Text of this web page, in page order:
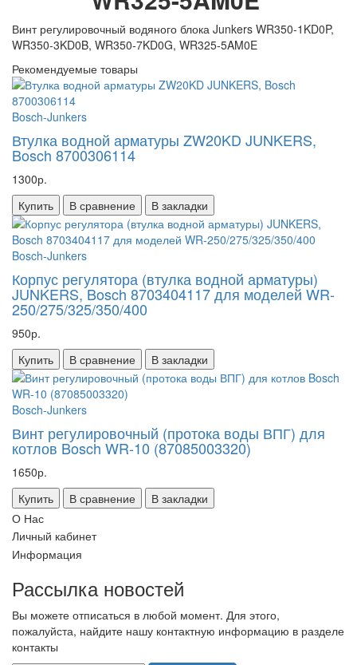
Винт регулировочный водяного блока Junkers WR350-1KD0P,
WR350-3KD0B, WR350-7KD0G, WR325-5AM0E
Рекомендуемые товары
Bosch-Junkers
Втулка водной арматуры ZW20KD JUNKERS,
Bosch 8700306114
1300р.
Купить
В сравнение В закладки
Bosch-Junkers
Корпус регулятора (втулка водной арматуры)
JUNKERS, Bosch 8703404117 для моделей WR-
250/275/325/350/400
950р.
Купить
В сравнение В закладки
Bosch-Junkers
Винт регулировочный (протока воды ВПГ) для
котлов Bosch WR-10 (87085003320)
1650р.
Купить
В сравнение
В закладки
О Нас
Личный кабинет
Информация
Рассылка новостей
Вы можете отписаться в любой момент. Для этого,
пожалуйста, найдите нашу контактную информацию в разделе
контакты